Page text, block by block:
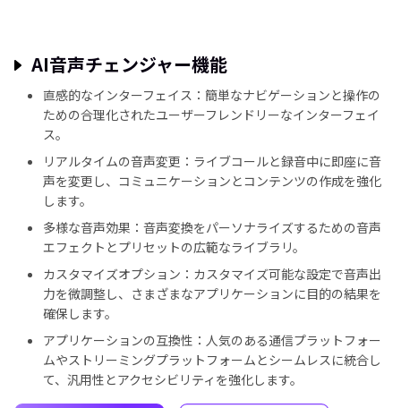
AI音声チェンジャー機能
直感的なインターフェイス：簡単なナビゲーションと操作の
ための合理化されたユーザーフレンドリーなインターフェイ
ス。
リアルタイムの音声変更：ライブコールと録音中に即座に音
声を変更し、コミュニケーションとコンテンツの作成を強化
します。
多様な音声効果：音声変換をパーソナライズするための音声
エフェクトとプリセットの広範なライブラリ。
カスタマイズオプション：カスタマイズ可能な設定で音声出
力を微調整し、さまざまなアプリケーションに目的の結果を
確保します。
アプリケーションの互換性：人気のある通信プラットフォー
ムやストリーミングプラットフォームとシームレスに統合し
て、汎用性とアクセシビリティを強化します。